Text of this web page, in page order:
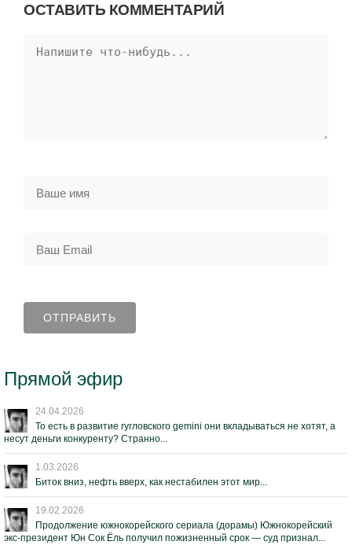
ОСТАВИТЬ КОММЕНТАРИЙ
Прямой эфир
24.04.2026
То есть в развитие гугловского gemini они вкладываться не хотят, а
несут деньги конкуренту? Странно...
1.03.2026
Биток вниз, нефть вверх, как нестабилен этот мир...
19.02.2026
Продолжение южнокорейского сериала (дорамы) Южнокорейский
экс-президент Юн Сок Ёль получил пожизненный срок — суд признал...